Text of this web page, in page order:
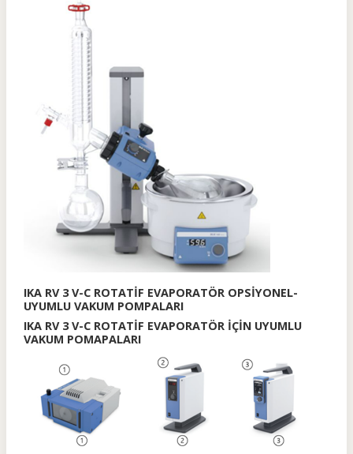
IKA RV 3 V-C ROTATİF EVAPORATÖR OPSİYONEL-
UYUMLU VAKUM POMPALARI
IKA RV 3 V-C ROTATİF EVAPORATÖR İÇİN UYUMLU
VAKUM POMAPALARI